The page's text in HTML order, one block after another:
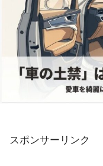
スポンサーリンク